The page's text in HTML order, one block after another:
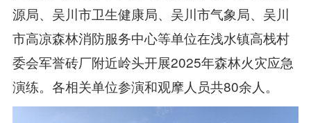
源局、吴川市卫生健康局、吴川市气象局、吴川
市高凉森林消防服务中心等单位在浅水镇高栈村
委会军誉砖厂附近岭头开展2025年森林火灾应急
演练。各相关单位参演和观摩人员共80余人。